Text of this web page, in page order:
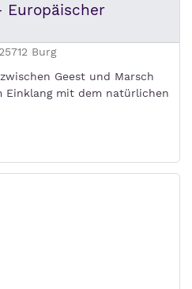
Europäischer
Burg
Geest und Marsch
Einklang mit dem natürlichen